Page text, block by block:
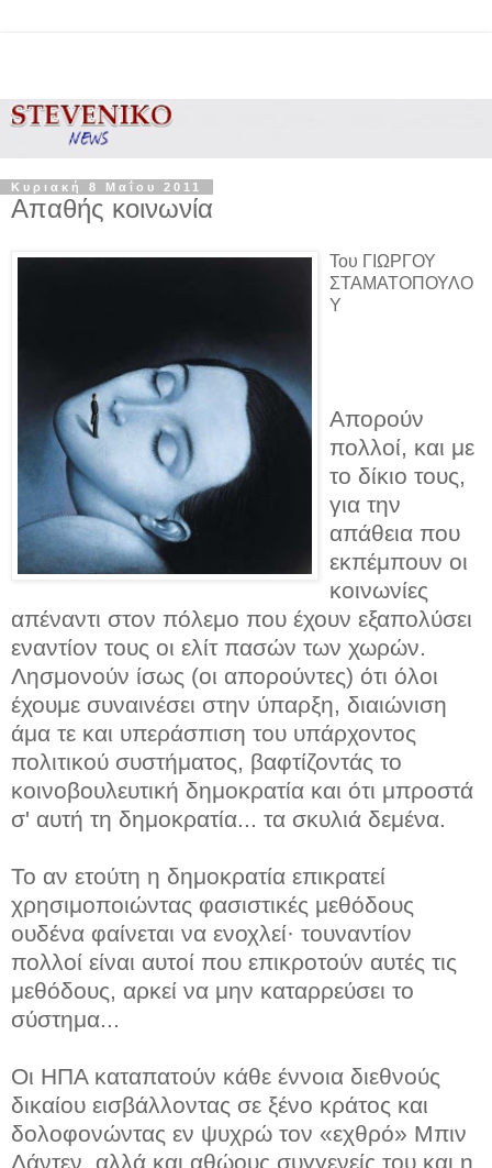
Κυριακή 8 Μαΐου 2011
Απαθής κοινωνία
Του ΓΙΩΡΓΟΥ
ΣΤΑΜΑΤΟΠΟΥΛΟ
Υ
Απορούν
πολλοί, και με
το δίκιο τους,
για την
απάθεια που
εκπέμπουν οι
κοινωνίες
απέναντι στον πόλεμο που έχουν εξαπολύσει
εναντίον τους οι ελίτ πασών των χωρών.
Λησμονούν ίσως (οι απορούντες) ότι όλοι
έχουμε συναινέσει στην ύπαρξη, διαιώνιση
άμα τε και υπεράσπιση του υπάρχοντος
πολιτικού συστήματος, βαφτίζοντάς το
κοινοβουλευτική δημοκρατία και ότι μπροστά
σ' αυτή τη δημοκρατία... τα σκυλιά δεμένα.
Το αν ετούτη η δημοκρατία επικρατεί
χρησιμοποιώντας φασιστικές μεθόδους
ουδένα φαίνεται να ενοχλεί· τουναντίον
πολλοί είναι αυτοί που επικροτούν αυτές τις
μεθόδους, αρκεί να μην καταρρεύσει το
σύστημα...
Οι ΗΠΑ καταπατούν κάθε έννοια διεθνούς
δικαίου εισβάλλοντας σε ξένο κράτος και
δολοφονώντας εν ψυχρώ τον «εχθρό» Μπιν
Λάντεν, αλλά και αθώους συγγενείς του και η